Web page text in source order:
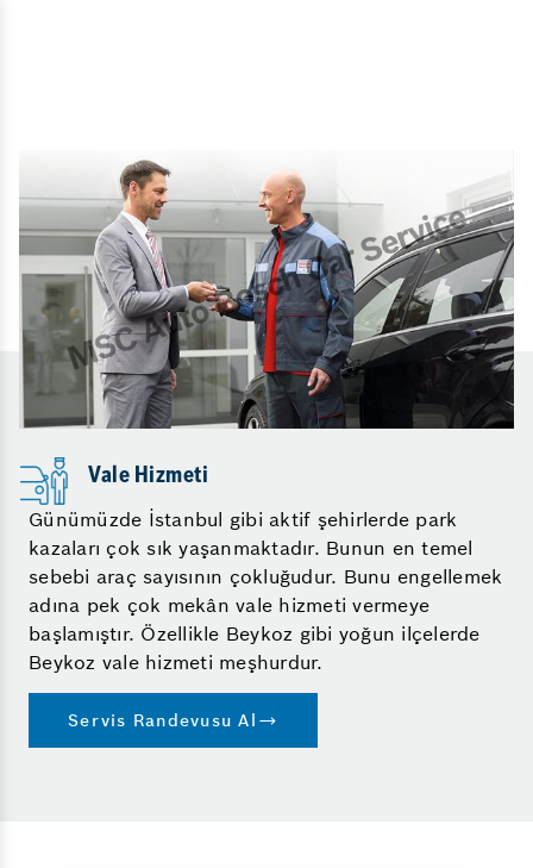
Vale Hizmeti
Günümüzde İstanbul gibi aktif şehirlerde park
kazaları çok sık yaşanmaktadır. Bunun en temel
sebebi araç sayısının çokluğudur. Bunu engellemek
adına pek çok mekân vale hizmeti vermeye
başlamıştır. Özellikle Beykoz gibi yoğun ilçelerde
Beykoz vale hizmeti meşhurdur.
Servis Randevusu Al